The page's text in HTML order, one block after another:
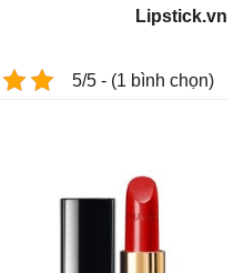
Lipstick.vn
5/5 - (1 bình chọn)